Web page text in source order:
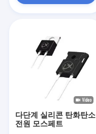
다단계 실리콘 탄화탄소
전원 모스페트